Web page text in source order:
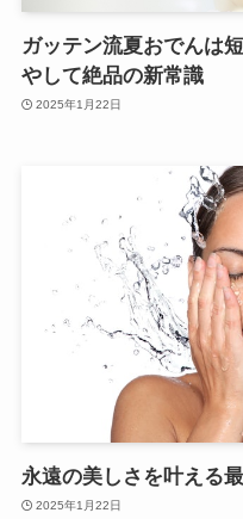
ガッテン流夏おでんは
やして絶品の新常識
2025年1月22日
永遠の美しさを叶える
2025年1月22日